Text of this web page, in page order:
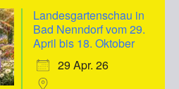
Landesgartenschau in
Bad Nenndorf vom 29.
April bis 18. Oktober
29 Apr. 26